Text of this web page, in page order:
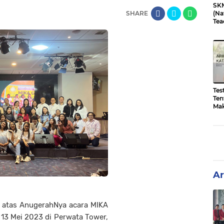
SHARE
AnugerahNya acara MIKA
Mei 2023 di Perwata Tower,